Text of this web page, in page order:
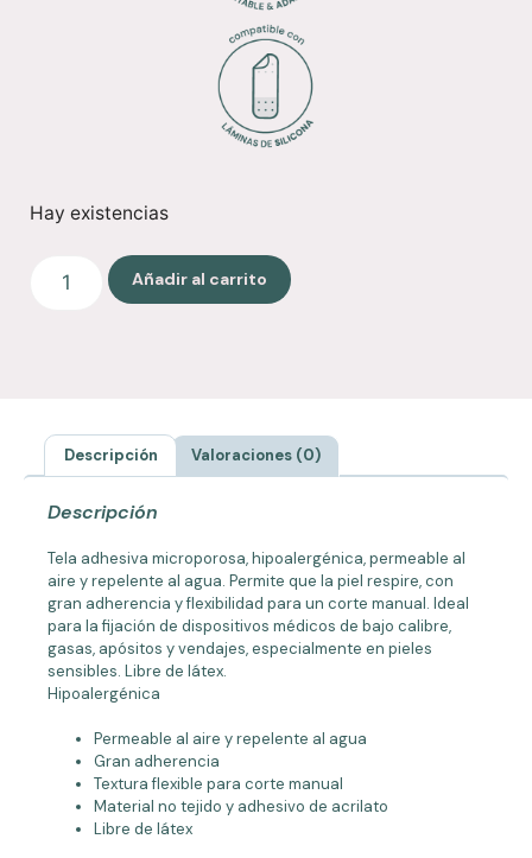
Hay existencias
Añadir al carrito
Descripción Valoraciones (0)
Descripción
Tela adhesiva microporosa, hipoalergénica, permeable al
aire y repelente al agua. Permite que la piel respire, con
gran adherencia y flexibilidad para un corte manual. Ideal
para la fijación de dispositivos médicos de bajo calibre,
gasas, apósitos y vendajes, especialmente en pieles
sensibles. Libre de látex.
Hipoalergénica
Permeable al aire y repelente al agua
Gran adherencia
Textura flexible para corte manual
Material no tejido y adhesivo de acrilato
Libre de látex